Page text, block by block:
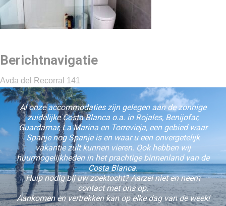
Berichtnavigatie
Avda del Recorral 141
Al onze accommodaties zijn gelegen aan de zonnige
zuidelijke Costa Blanca o.a. in Rojales, Benijofar,
Guardamar, La Marina en Torrevieja, een gebied waar
Spanje nog Spanje is en waar u een onvergetelijk
vakantie zult kunnen vieren. Ook hebben wij
huurmogelijkheden in het prachtige binnenland van de
Costa Blanca.
Hulp nodig bij uw zoektocht? Aarzel niet en neem
contact met ons op.
Aankomen en vertrekken kan op elke dag van de week!